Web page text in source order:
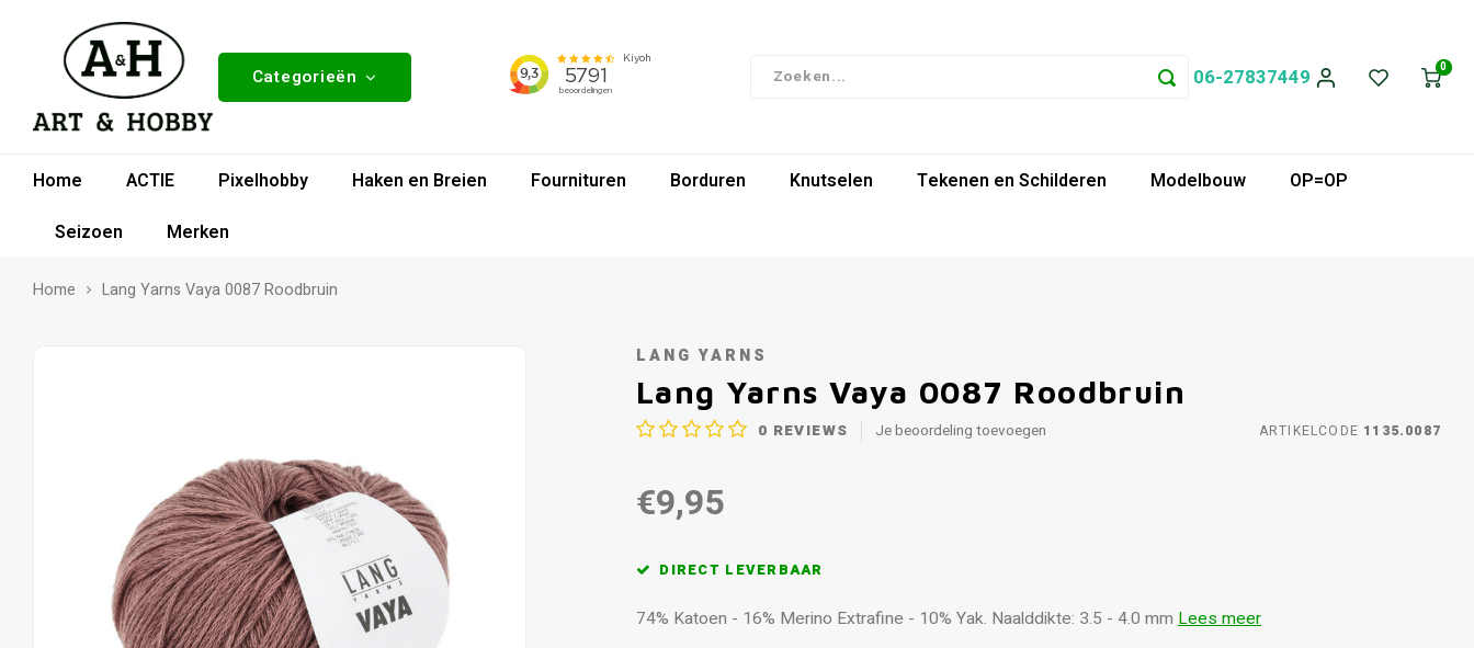
Categorieën 06-27837449 0
Home ACTIE Pixelhobby Haken en Breien Fournituren Borduren Knutselen Tekenen en Schilderen Modelbouw
OP=OP
Seizoen
Merken
Home Lang Yarns Vaya 0087 Roodbruin
LANG YARNS
Lang Yarns Vaya 0087 Roodbruin
0 REVIEWS Je beoordeling toevoegen ARTIKELCODE 1135.0087
€9,95
DIRECT LEVERBAAR
74% Katoen - 16% Merino Extrafine - 10% Yak. Naalddikte: 3.5 - 4.0 mm Lees meer